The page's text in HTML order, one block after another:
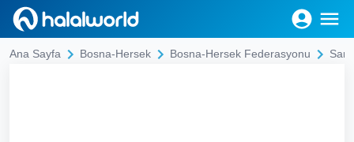
Ana Sayfa Bosna-Hersek Bosna-Hersek Federasyonu